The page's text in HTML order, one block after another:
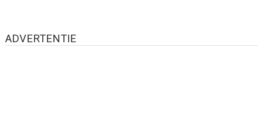
ADVERTENTIE